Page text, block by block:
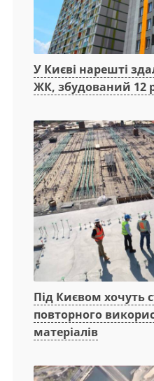
У Києві нарешті
ЖК, збудований 12
Під Києвом хочуть
повторного
матеріалів